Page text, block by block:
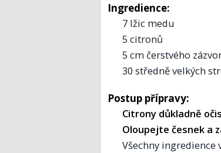
Ingredience:
7 lžic medu
5 citronů
5 cm čerstvého
30 středně velkých
Postup přípravy:
Citrony důkladně
Oloupejte česnek a
Všechny ingredience